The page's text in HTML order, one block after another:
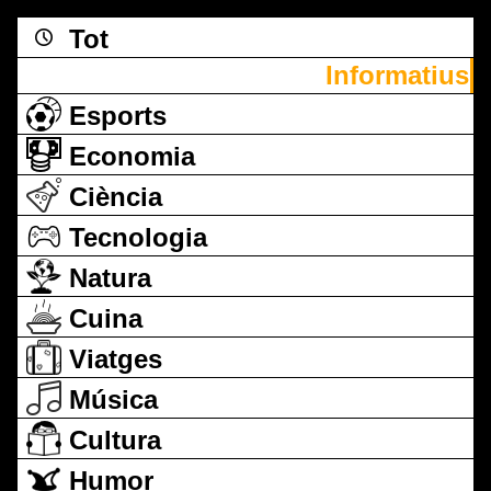
Tot
Informatius
Esports
Economia
Ciència
Tecnologia
Natura
Cuina
Viatges
Música
Cultura
Humor